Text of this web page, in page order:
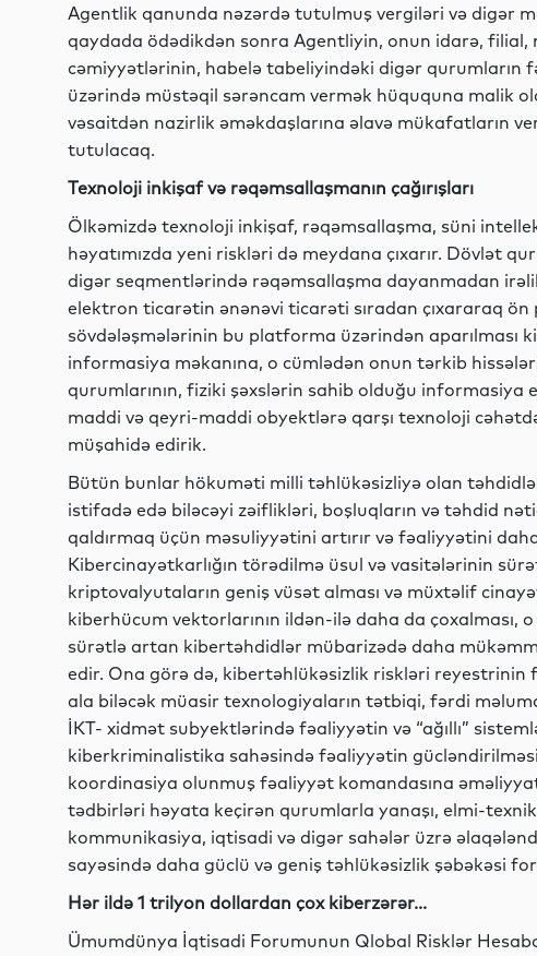
Agentlik qanunda nəzərdə tutulmuş vergiləri və digər
qaydada ödədikdən sonra Agentliyin, onun idarə,
cəmiyyətlərinin, habelə tabeliyindəki digər qurumların
üzərində müstəqil sərəncam vermək hüququna malik
vəsaitdən nazirlik əməkdaşlarına əlavə mükafatların
tutulacaq.
Texnoloji inkişaf və rəqəmsallaşmanın çağırışları
Ölkəmizdə texnoloji inkişaf, rəqəmsallaşma, süni
həyatımızda yeni riskləri də meydana çıxarır. Dövlət
digər seqmentlərində rəqəmsallaşma dayanmadan
elektron ticarətin ənənəvi ticarəti sıradan çıxararaq ön
sövdələşmələrinin bu platforma üzərindən aparılması
informasiya məkanına, o cümlədən onun tərkib
qurumlarının, fiziki şəxslərin sahib olduğu
maddi və qeyri-maddi obyektlərə qarşı texnoloji
müşahidə edirik.
Bütün bunlar hökuməti milli təhlükəsizliyə olan
istifadə edə biləcəyi zəiflikləri, boşluqların və təhdid
qaldırmaq üçün məsuliyyətini artırır və fəaliyyətini
Kibercinayətkarlığın törədilmə üsul və vasitələrinin
kriptovalyutaların geniş vüsət alması və müxtəlif
kiberhücum vektorlarının ildən-ilə daha da çoxalması,
sürətlə artan kibertəhdidlər mübarizədə daha
edir. Ona görə də, kibertəhlükəsizlik riskləri reyestrinin
ala biləcək müasir texnologiyaların tətbiqi, fərdi
İKT- xidmət subyektlərində fəaliyyətin və “ağıllı”
kiberkriminalistika sahəsində fəaliyyətin
koordinasiya olunmuş fəaliyyət komandasına
tədbirləri həyata keçirən qurumlarla yanaşı, elmi-
kommunikasiya, iqtisadi və digər sahələr üzrə
sayəsində daha güclü və geniş təhlükəsizlik şəbəkəsi
Hər ildə 1 trilyon dollardan çox kiberzərər...
Ümumdünya İqtisadi Forumunun Qlobal Risklər